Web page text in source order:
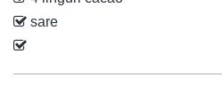
sare